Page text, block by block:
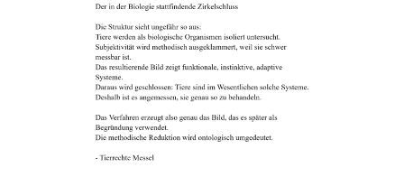
Speziesismus
und
Biologismus